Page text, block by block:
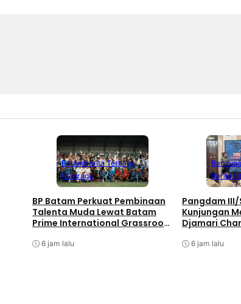
BatamBerita Terbaru
Olahraga
BP Batam Perkuat Pembinaan
Talenta Muda Lewat Batam
Prime International Grassroot
6 jam lalu
Bandung
Berita
Pangdam III/
Kunjungan
Djamari
6 jam lalu